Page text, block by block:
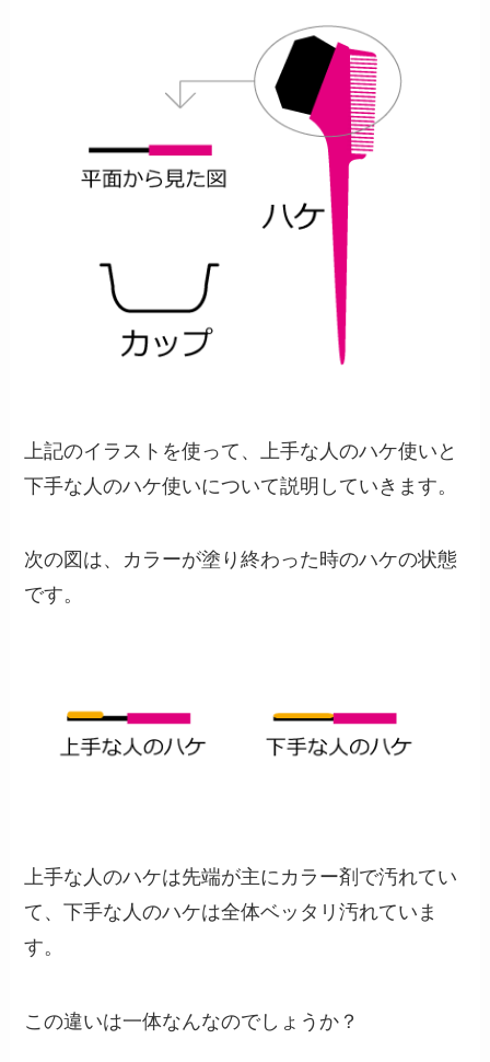
上記のイラストを使って、上手な人のハケ使いと
下手な人のハケ使いについて説明していきます。
次の図は、カラーが塗り終わった時のハケの状態
です。
上手な人のハケは先端が主にカラー剤で汚れてい
て、下手な人のハケは全体ベッタリ汚れていま
す。
この違いは一体なんなのでしょうか？